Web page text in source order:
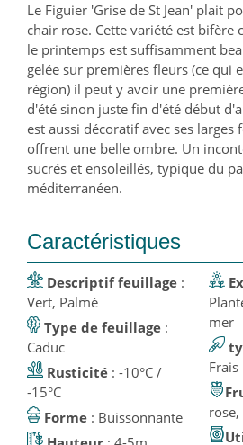
Le Figuier 'Grise de St Jean' plait
chair rose. Cette variété est bifère
le printemps est suffisamment
gelée sur premières fleurs (ce qui
région) il peut y avoir une
d'été sinon juste fin d'été début
est aussi décoratif avec ses larges
offrent une belle ombre. Un
sucrés et ensoleillés, typique du
méditerranéen.
Caractéristiques
Descriptif feuillage :
Vert, Palmé
Type de feuillage :
Caduc
Rusticité : -10°C /
-15°C
Forme
: Buissonnante
mer
Frais